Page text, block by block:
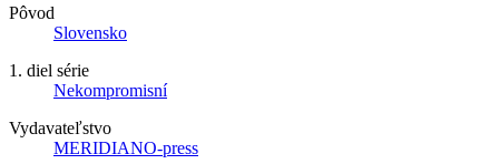
Pôvod
Slovensko
1. diel série
Nekompromisní
Vydavateľstvo
MERIDIANO-press